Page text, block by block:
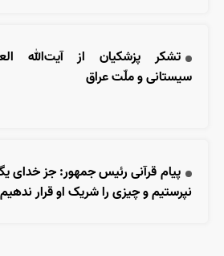
تشکر پزشکیان از آیت‌الله
سیستانی و ملّت عراق
پیام قرآنی رئیس جمهور: جز خدای
نپرستیم و چیزی را شریک او قرار ندهیم